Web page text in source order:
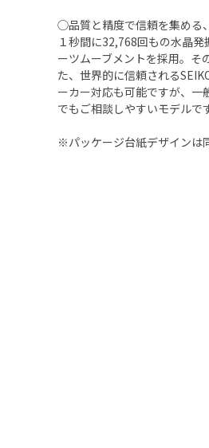
◯品質と精度で信頼を集める
１秒間に32,768回もの水晶
ーツムーブメントを採用。
た、世界的に信頼される
ーカー対応も可能ですが、
でもご相談しやすいモデルで
※パッケージ台紙デザインは